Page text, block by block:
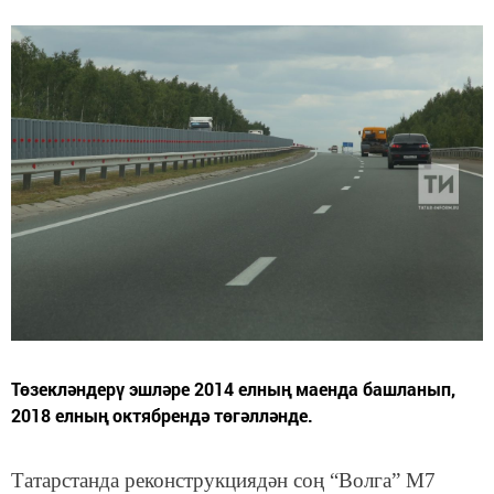
Төзекләндерү эшләре 2014 елның маенда башланып,
2018 елның октябрендә төгәлләнде.
Татарстанда реконструкциядән соң “Волга” М7